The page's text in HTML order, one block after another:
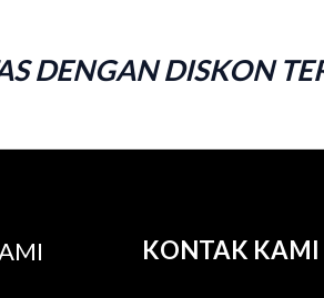
DENGAN DISKON
KONTAK KAMI